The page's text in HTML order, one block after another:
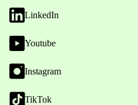
LinkedIn
Youtube
Instagram
TikTok